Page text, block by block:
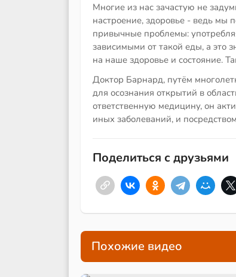
Многие из нас зачастую не
настроение, здоровье - ведь мы
привычные проблемы:
зависимыми от такой еды, а это
на наше здоровье и состояние.
Доктор Барнард, путём
для осознания открытий в
ответственную медицину, он
иных заболеваний, и
Поделиться с друзьями
Похожие видео